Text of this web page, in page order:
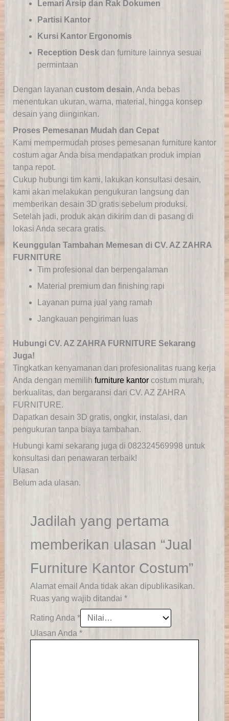
Lemari Arsip dan Rak Dokumen
Partisi Kantor
Kursi Kantor Ergonomis
Reception Deskdan furniture lainnya sesuai
permintaan
Dengan layanan custom desain, Anda bebas
menentukan ukuran, warna, material, hingga konsep
desain yang diinginkan.
Proses Pemesanan Mudah dan Cepat
Kami mempermudah proses pemesanan furniture kantor
costum agar Anda bisa mendapatkan produk impian
tanpa repot.
Cukup hubungi tim kami, lakukan konsultasi desain,
kami akan melakukan pengukuran langsung dan
memberikan desain 3D gratis sebelum produksi.
Setelah jadi, produk akan dikirim dan di pasang di
lokasi Anda secara gratis.
Keunggulan Tambahan Memesan di CV. AZ ZAHRA
FURNITURE
Tim profesional dan berpengalaman
Material premium dan finishing rapi
Layanan purna jual yang ramah
Jangkauan pengiriman luas
Hubungi CV. AZ ZAHRA FURNITURE Sekarang
Juga!
Tingkatkan kenyamanan dan profesionalitas ruang kerja
Anda dengan memilih furniture kantorcostum murah,
berkualitas, dan bergaransi dari CV. AZ ZAHRA
FURNITURE.
Dapatkan desain 3D gratis, ongkir, instalasi, dan
pengukuran tanpa biaya tambahan.
Hubungi kami sekarang juga di 082324569998 untuk
konsultasi dan penawaran terbaik!
Ulasan
Belum ada ulasan.
Jadilah yang pertama
memberikan ulasan “Jual
Furniture Kantor Costum”
Alamat email Anda tidak akan dipublikasikan.
Ruas yang wajib ditandai *
Rating Anda *
Ulasan Anda *